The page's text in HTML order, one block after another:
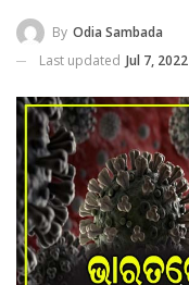
By Odia Sambada
Last updated Jul 7, 2022